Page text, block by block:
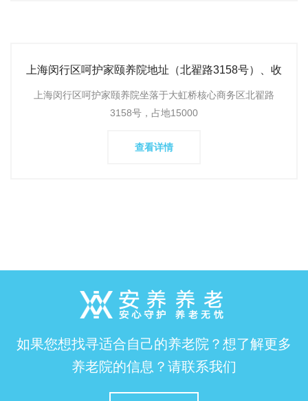
上海闵行区呵护家颐养院地址（北翟路3158号）、收
上海闵行区呵护家颐养院坐落于大虹桥核心商务区北翟路
3158号，占地15000
查看详情
如果您想找寻适合自己的养老院？想了解更多
养老院的信息？请联系我们